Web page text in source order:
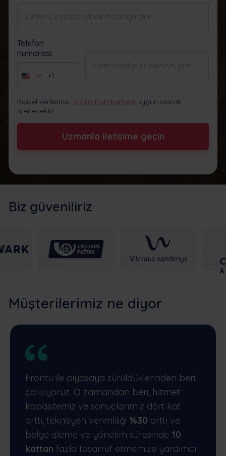
Telefon
numarası:
United
+1
+1
Kişisel verileriniz, Gizlilik Politikamıza uygun olarak
işlenecektir.
Uzmanla iletişime geçin
Biz güveniliriz
Müşterilerimiz ne diyor
Frontu ile piyasaya sürüldüklerinden beri
çalışıyoruz. O zamandan beri, hizmet
kapasitemiz ve sonuçlarımız dört kat
arttı, teknisyen verimliliği %30 arttı ve
belge işleme ve yönetim süresinde 10
kattan fazla tasarruf etmemize yardımcı